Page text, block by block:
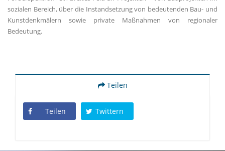
sozialen Bereich, über die Instandsetzung von bedeutenden Bau- und
Kunstdenkmälern sowie private Maßnahmen von regionaler
Bedeutung.
Teilen
Teilen Twittern